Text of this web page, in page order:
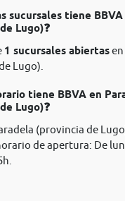
sucursales tiene
Lugo)❓
1 sucursales abiertas
Lugo).
tiene BBVA en
Lugo)❓
(provincia de
de apertura: De